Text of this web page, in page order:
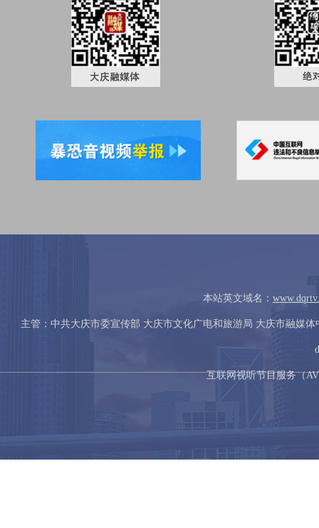
本站英文域名：
主管：中共大庆市委宣传部 大庆市文化广电和旅游局 大庆市融媒
互联网视听节目服务（